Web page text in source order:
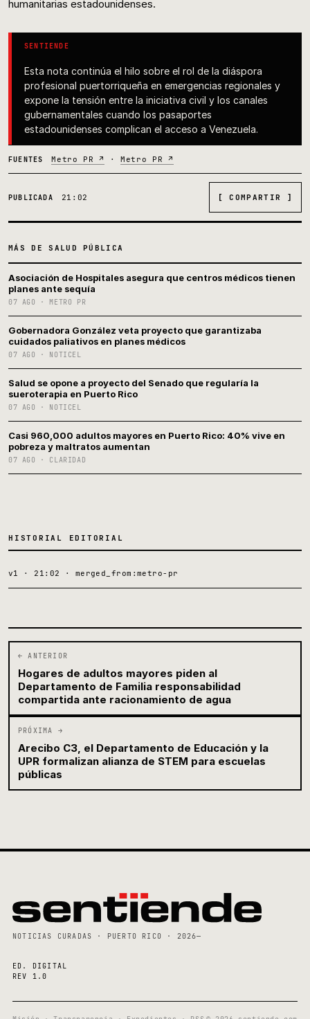
humanitarias estadounidenses.
SENTIENDE
Esta nota continúa el hilo sobre el rol de la diáspora
profesional puertorriqueña en emergencias regionales y
expone la tensión entre la iniciativa civil y los canales
gubernamentales cuando los pasaportes
estadounidenses complican el acceso a Venezuela.
FUENTES Metro PR ↗ · Metro PR ↗
PUBLICADA 21:02 [ COMPARTIR ]
MÁS DE SALUD PÚBLICA
Asociación de Hospitales asegura que centros médicos tienen
planes ante sequía
07 AGO · METRO PR
Gobernadora González veta proyecto que garantizaba
cuidados paliativos en planes médicos
07 AGO · NOTICEL
Salud se opone a proyecto del Senado que regularía la
sueroterapia en Puerto Rico
07 AGO · NOTICEL
Casi 960,000 adultos mayores en Puerto Rico: 40% vive en
pobreza y maltratos aumentan
07 AGO · CLARIDAD
HISTORIAL EDITORIAL
v1 · 21:02 · merged_from:metro-pr
← ANTERIOR
Hogares de adultos mayores piden al
Departamento de Familia responsabilidad
compartida ante racionamiento de agua
PRÓXIMA →
Arecibo C3, el Departamento de Educación y la
UPR formalizan alianza de STEM para escuelas
públicas
NOTICIAS CURADAS · PUERTO RICO · 2026—
ED. DIGITAL
REV 1.0